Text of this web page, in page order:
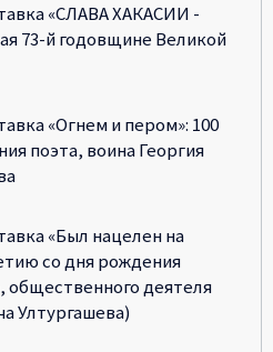
«СЛАВА ХАКАСИИ -
73-й годовщине Великой
«Огнем и пером»: 100
поэта, воина Георгия
«Был нацелен на
со дня рождения
общественного деятеля
Ултургашева)